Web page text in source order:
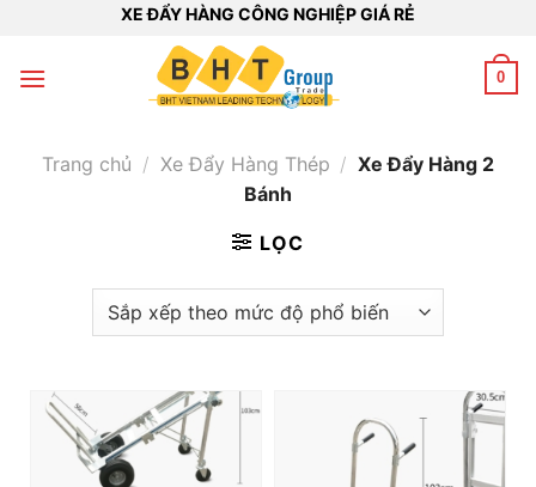
nội
XE ĐẨY HÀNG CÔNG NGHIỆP GIÁ RẺ
0
Trang chủ / Xe Đẩy Hàng Thép / Xe Đẩy Hàng 2
Bánh
LỌC